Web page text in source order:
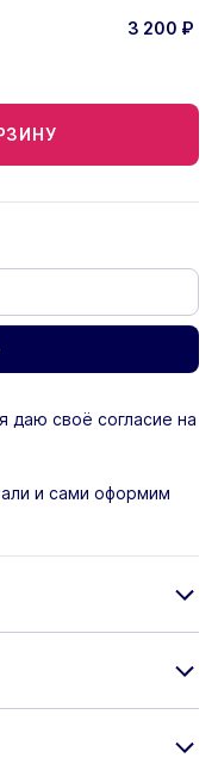
3 200 ₽
даю своё согласие на
и сами оформим